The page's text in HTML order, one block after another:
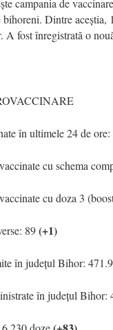
Dintre aceștia,
A fost înregistrată o
în ultimele 24 de ore:
cu schema
cu doza 3
89(+1)
în județul Bihor:
în județul Bihor: